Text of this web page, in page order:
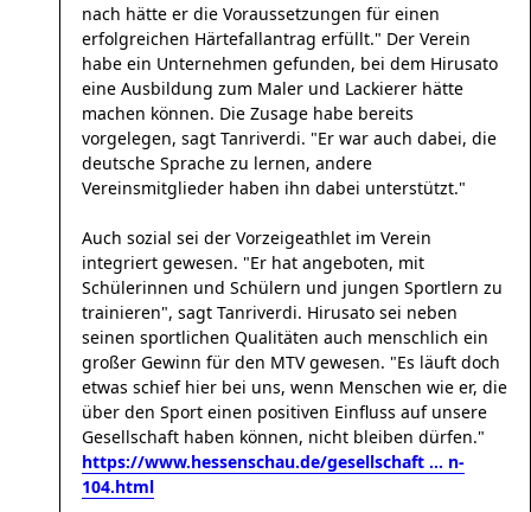
nach hätte er die Voraussetzungen für einen
erfolgreichen Härtefallantrag erfüllt." Der Verein
habe ein Unternehmen gefunden, bei dem Hirusato
eine Ausbildung zum Maler und Lackierer hätte
machen können. Die Zusage habe bereits
vorgelegen, sagt Tanriverdi. "Er war auch dabei, die
deutsche Sprache zu lernen, andere
Vereinsmitglieder haben ihn dabei unterstützt."
Auch sozial sei der Vorzeigeathlet im Verein
integriert gewesen. "Er hat angeboten, mit
Schülerinnen und Schülern und jungen Sportlern zu
trainieren", sagt Tanriverdi. Hirusato sei neben
seinen sportlichen Qualitäten auch menschlich ein
großer Gewinn für den MTV gewesen. "Es läuft doch
etwas schief hier bei uns, wenn Menschen wie er, die
über den Sport einen positiven Einfluss auf unsere
Gesellschaft haben können, nicht bleiben dürfen."
https://www.hessenschau.de/gesellschaft ... n-
104.html